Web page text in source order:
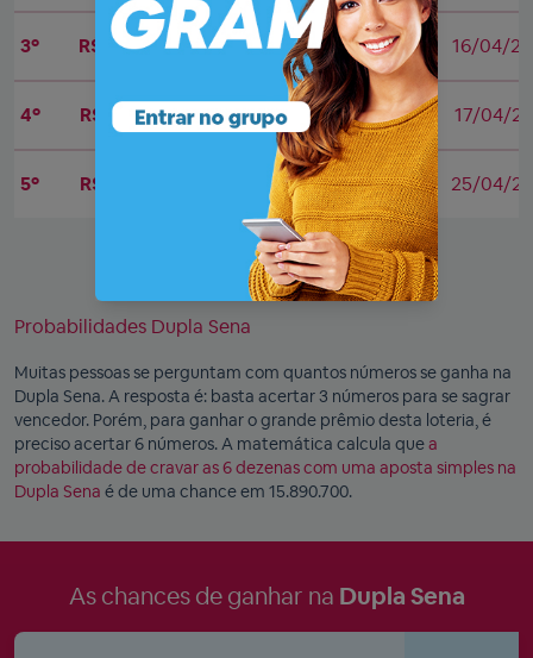
3º R$ 32.248.449,87 2355 16/04/
4º R$ 31.479.548,88 2212 17/04/
5º R$ 30.835.432,29 2070 25/04/
Probabilidades Dupla Sena
Muitas pessoas se perguntam com quantos números se ganha na
Dupla Sena. A resposta é: basta acertar 3 números para se sagrar
vencedor. Porém, para ganhar o grande prêmio desta loteria, é
preciso acertar 6 números. A matemática calcula quea
probabilidade de cravar as 6 dezenas com uma aposta simples na
Dupla Sena é de uma chance em 15.890.700.
As chances de ganhar na Dupla Sena